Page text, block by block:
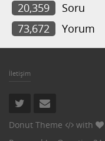
20,359 Soru
73,672
Yorum
İletişim
Donut Theme with